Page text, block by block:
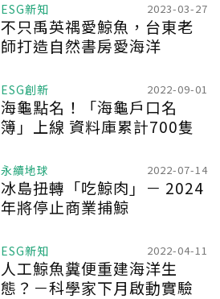
ESG新知 2023-03-27
不只禹英禑愛鯨魚，台東老
師打造自然書房愛海洋
ESG創新 2022-09-01
海龜點名！「海龜戶口名
簿」上線 資料庫累計700隻
永續地球 2022-07-14
冰島扭轉「吃鯨肉」－ 2024
年將停止商業捕鯨
ESG新知 2022-04-11
人工鯨魚糞便重建海洋生
態？－科學家下月啟動實驗